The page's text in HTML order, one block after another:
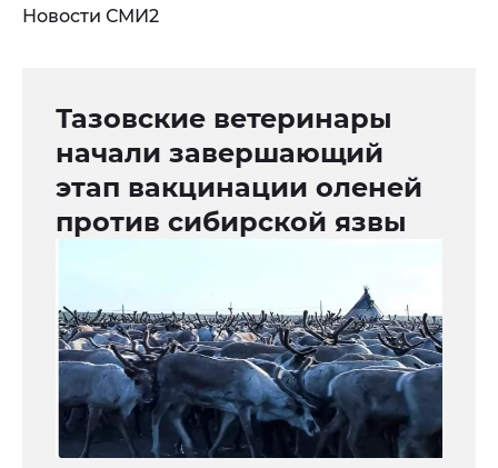
Новости СМИ2
Тазовские ветеринары
начали завершающий
этап вакцинации оленей
против сибирской язвы